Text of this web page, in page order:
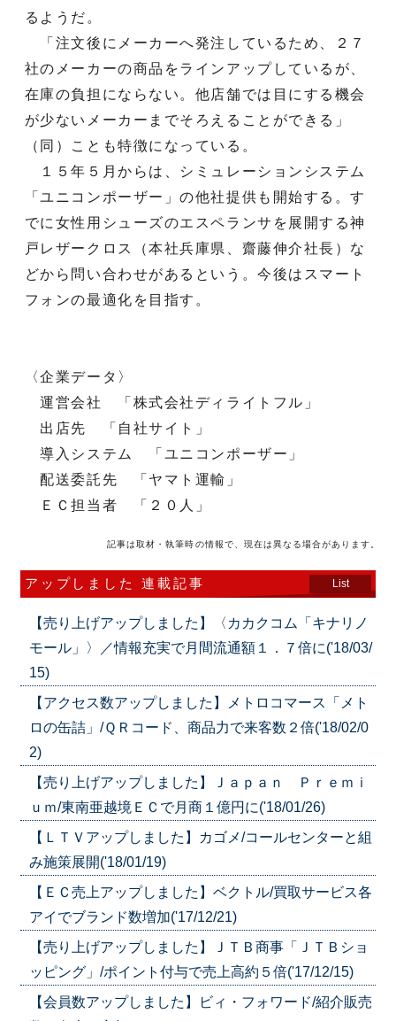
るようだ。
「注文後にメーカーへ発注しているため、２７
社のメーカーの商品をラインアップしているが、
在庫の負担にならない。他店舗では目にする機会
が少ないメーカーまでそろえることができる」
（同）ことも特徴になっている。
１５年５月からは、シミュレーションシステム
「ユニコンポーザー」の他社提供も開始する。す
でに女性用シューズのエスペランサを展開する神
戸レザークロス（本社兵庫県、齋藤伸介社長）な
どから問い合わせがあるという。今後はスマート
フォンの最適化を目指す。
〈企業データ〉
運営会社 「株式会社ディライトフル」
出店先 「自社サイト」
導入システム 「ユニコンポーザー」
配送委託先 「ヤマト運輸」
ＥＣ担当者 「２０人」
記事は取材・執筆時の情報で、現在は異なる場合があります。
アップしました 連載記事 List
【売り上げアップしました】〈カカクコム「キナリノ
モール」〉／情報充実で月間流通額１．７倍に('18/03/
15)
【アクセス数アップしました】メトロコマース「メト
ロの缶詰」/ＱＲコード、商品力で来客数２倍('18/02/0
2)
【売り上げアップしました】Ｊａｐａｎ Ｐｒｅｍｉ
ｕｍ/東南亜越境ＥＣで月商１億円に('18/01/26)
【ＬＴＶアップしました】カゴメ/コールセンターと組
み施策展開('18/01/19)
【ＥＣ売上アップしました】ベクトル/買取サービス各
アイでブランド数増加('17/12/21)
【売り上げアップしました】ＪＴＢ商事「ＪＴＢショ
ッピング」/ポイント付与で売上高約５倍('17/12/15)
【会員数アップしました】ビィ・フォワード/紹介販売